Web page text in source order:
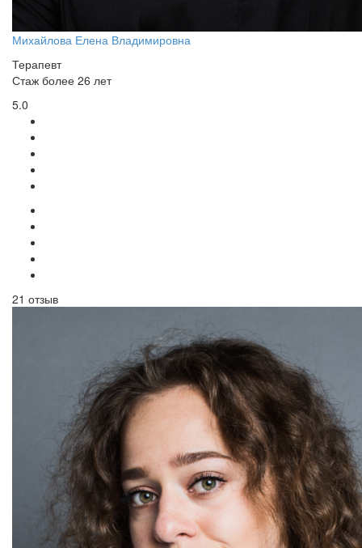
Михайлова Елена Владимировна
Терапевт
Стаж более 26 лет
5.0
21 отзыв